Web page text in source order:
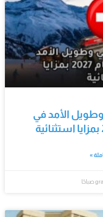
الأمد في
»